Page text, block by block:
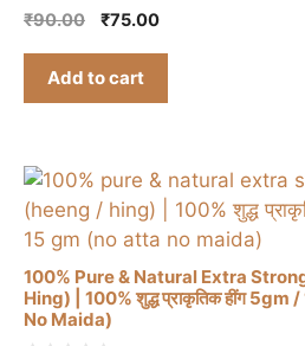
5.00
out of 5
₹90.00
Original
was:
₹75.00Current
Add to cart
100% Pure & Natural Extra
Hing) | 100% शुद्ध प्राकृतिक हींग
No Maida)
This